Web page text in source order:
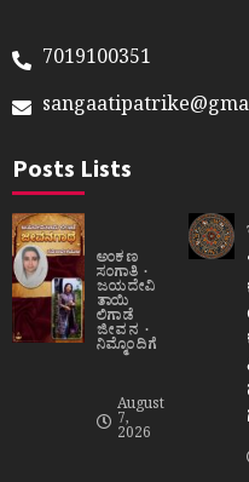
7019100351
Posts Lists
ಅಂಕಣ
ಸಂಗಾತಿ
ಜಯದೇವಿ
ತಾಯಿ
ಲಿಗಾಡೆ
ಜೀವನ
ನಿಮ್ಮೊಂದಿಗೆ
August
7,
2026